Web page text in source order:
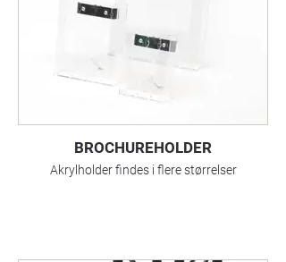
BROCHUREHOLDER
Akrylholder findes i flere størrelser